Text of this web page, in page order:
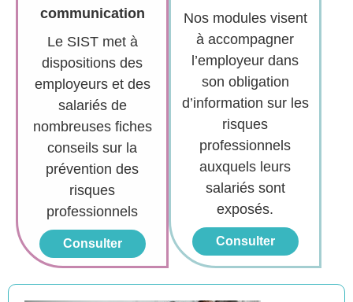
communication
Le SIST met à
dispositions des
employeurs et des
salariés de
nombreuses fiches
conseils sur la
prévention des
risques
professionnels
Consulter
Nos modules visent
à accompagner
l’employeur dans
son obligation
d’information sur les
risques
professionnels
auxquels leurs
salariés sont
exposés.
Consulter